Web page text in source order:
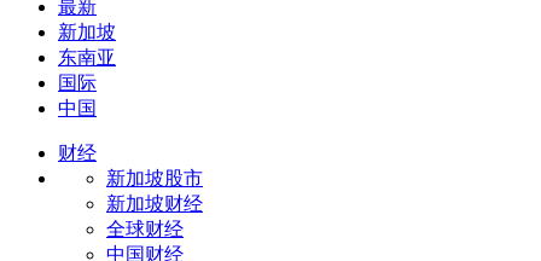
最新
新加坡
东南亚
国际
中国
财经
新加坡股市
新加坡财经
全球财经
中国财经